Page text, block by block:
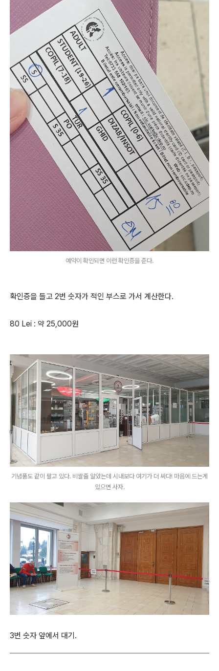
예약이 확인되면 이런 확인증을 준다.
확인증을 들고 2번 숫자가 적인 부스로 가서 계산한다.
80 Lei : 약 25,000원
기념품도 같이 팔고 있다. 비쌀줄 알았는데 시내보다 여기가 더 싸다! 마음에 드는게
있으면 사자.
3번 숫자 앞에서 대기.